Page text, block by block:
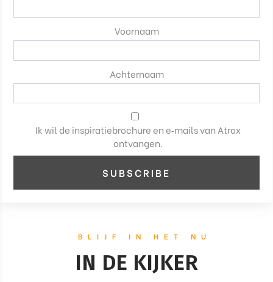
Voornaam
Achternaam
Ik wil de inspiratiebrochure en e‑mails van Atrox
ontvangen.
BLIJF IN HET NU
IN DE KIJKER